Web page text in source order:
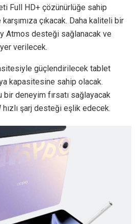
Full HD+ çözünürlüğe sahip
çıkacak. Daha kaliteli bir
Atmos desteği sağlanacak ve
verilecek.
güçlendirilecek tablet
kapasitesine sahip olacak.
bir deneyim fırsatı sağlayacak
şarj desteği eşlik edecek.